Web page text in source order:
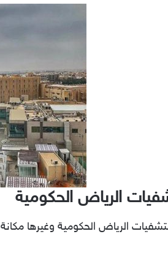
الرياض الحكومية
الرياض الحكومية وغيرها